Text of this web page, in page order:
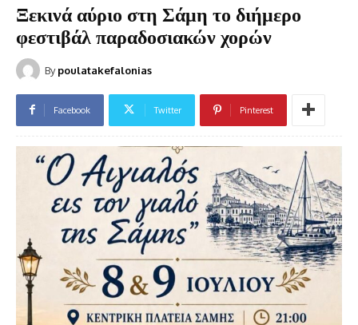
Ξεκινά αύριο στη Σάμη το διήμερο
φεστιβάλ παραδοσιακών χορών
By poulatakefalonias
Facebook Twitter Pinterest